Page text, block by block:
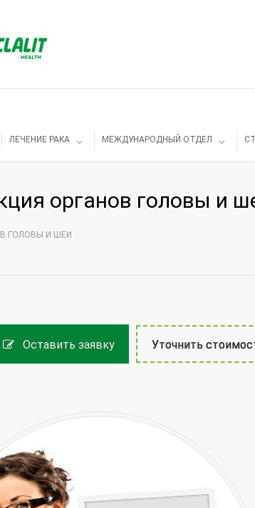
ЛЕЧЕНИЕ РАКА МЕЖДУНАРОДНЫЙ ОТДЕЛ
органов головы и
ГОЛОВЫ И ШЕИ
Оставить заявку Уточнить